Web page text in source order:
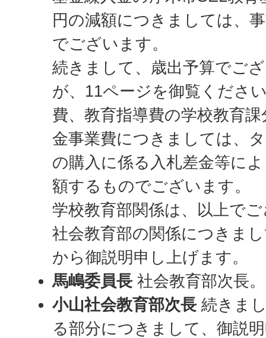
円の減額につきましては、
でございます。
続きまして、歳出予算でご
が、11ページを御覧くださ
費、教育指導費の学校教育
金事業費につきましては、
の購入に係る入札差金等に
額するものでございます。
学校教育部関係は、以上で
社会教育部の関係につきま
から御説明申し上げます。
馬嶋委員長 社会教育部次長。
小山社会教育部次長 続きま
る部分につきまして、御説